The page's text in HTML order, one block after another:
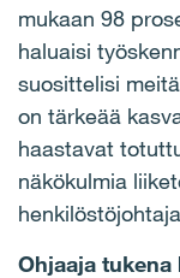
mukaan 98
haluaisi
suosittelisi
on tärkeää
haastavat
näkökulmia
henkilöstöjohtaja
Ohjaaja